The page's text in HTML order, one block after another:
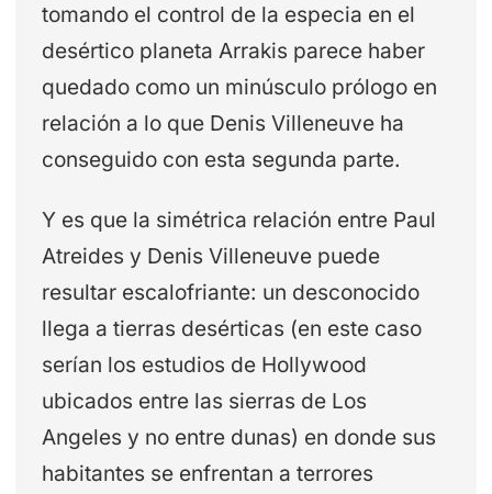
tomando el control de la especia en el
desértico planeta Arrakis parece haber
quedado como un minúsculo prólogo en
relación a lo que Denis Villeneuve ha
conseguido con esta segunda parte.
Y es que la simétrica relación entre Paul
Atreides y Denis Villeneuve puede
resultar escalofriante: un desconocido
llega a tierras desérticas (en este caso
serían los estudios de Hollywood
ubicados entre las sierras de Los
Angeles y no entre dunas) en donde sus
habitantes se enfrentan a terrores